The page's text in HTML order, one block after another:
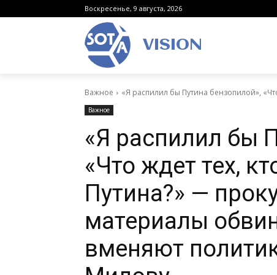
Воскресенье, 9 августа, 2026
VISION
Важное «Я распилил бы Путина бензопилой»,
Важное
«Я распилил бы
«Что ждет тех,
Путина?» —
материалы
вменяют